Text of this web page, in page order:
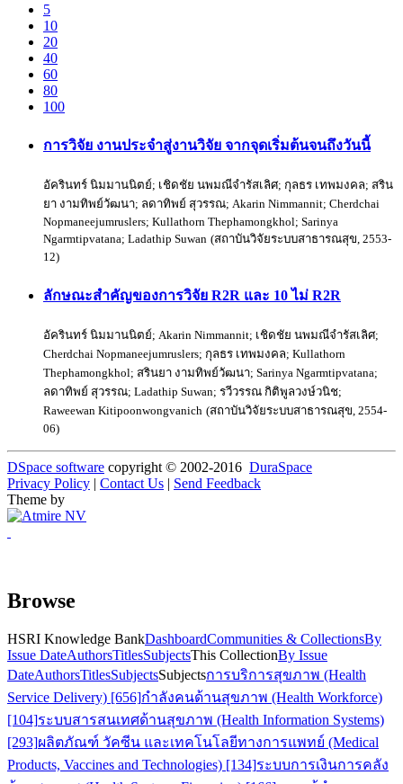
5
10
20
40
60
80
100
การวิจัย งานประจำสู่งานวิจัย จากจุดเริ่มต้นจนถึงวันนี้
อัครินทร์ นิมมานนิตย์; เชิดชัย นพมณีจำรัสเลิศ; กุลธร เทพมงคล; สริน
ยา งามทิพย์วัฒนา; ลดาทิพย์ สุวรรณ; Akarin Nimmannit; Cherdchai
Nopmaneejumruslers; Kullathorn Thephamongkhol; Sarinya
Ngarmtipvatana; Ladathip Suwan (สถาบันวิจัยระบบสาธารณสุข, 2553-
12)
ลักษณะสำคัญของการวิจัย R2R และ 10 ไม่ R2R
อัครินทร์ นิมมานนิตย์; Akarin Nimmannit; เชิดชัย นพมณีจำรัสเลิศ;
Cherdchai Nopmaneejumruslers; กุลธร เทพมงคล; Kullathorn
Thephamongkhol; สรินยา งามทิพย์วัฒนา; Sarinya Ngarmtipvatana;
ลดาทิพย์ สุวรรณ; Ladathip Suwan; รวีวรรณ กิติพูลวงษ์วนิช;
Raweewan Kitipoonwongvanich (สถาบันวิจัยระบบสาธารณสุข 2554-
06)
DSpace software copyright © 2002-2016 DuraSpace
Privacy Policy | Contact Us | Send Feedback
Theme by
Browse
HSRI Knowledge BankDashboardCommunities & CollectionsBy
Issue DateAuthorsTitlesSubjectsThis CollectionBy Issue
DateAuthorsTitlesSubjectsSubjectsการบริการสุขภาพ (Health
Service Delivery) [656]กำลังคนด้านสุขภาพ (Health Workforce)
[104]ระบบสารสนเทศด้านสุขภาพ (Health Information Systems)
[293]ผลิตภัณฑ์ วัคซีน และเทคโนโลยีทางการแพทย์ (Medical
Products, Vaccines and Technologies) [134]ระบบการเงินการคลัง